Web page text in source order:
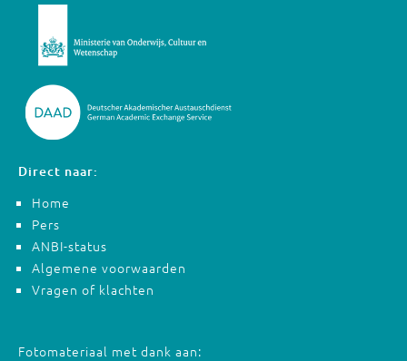
Direct naar:
Home
Pers
ANBI-status
Algemene voorwaarden
Vragen of klachten
Fotomateriaal met dank aan: